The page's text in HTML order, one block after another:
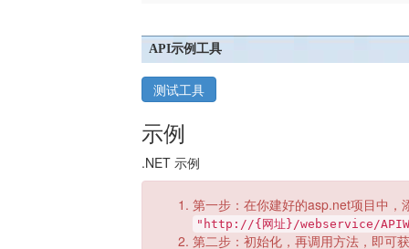
API示例工具
测试工具
示例
.NET 示例
第一步：在你建好的asp.net项目中
"http://{网址}/webservice/
第二步：初始化，再调用方法，即可